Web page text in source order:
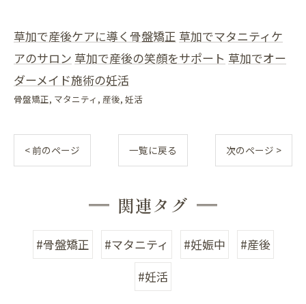
草加で産後ケアに導く骨盤矯正 草加でマタニティケ
アのサロン 草加で産後の笑顔をサポート 草加でオー
ダーメイド施術の妊活
骨盤矯正 マタニティ 産後 妊活
< 前のページ 一覧に戻る 次のページ >
関連タグ
#骨盤矯正 #マタニティ #妊娠中
#産後
#妊活